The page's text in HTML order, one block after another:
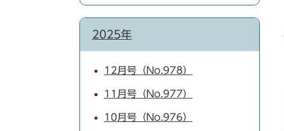
2025年
12月号（No.978）
11月号（No.977）
10月号（No.976）